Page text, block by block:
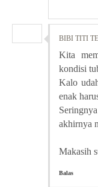
BIBI TITI
Kita
kondisi
Kalo
enak
akhirnya
Makasih
Balas